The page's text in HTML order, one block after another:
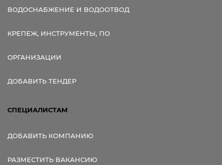
ВОДОСНАБЖЕНИЕ И ВОДООТВОД
КРЕПЕЖ, ИНСТРУМЕНТЫ, ПО
ОРГАНИЗАЦИИ
ДОБАВИТЬ ТЕНДЕР
СПЕЦИАЛИСТАМ
ДОБАВИТЬ КОМПАНИЮ
РАЗМЕСТИТЬ ВАКАНСИЮ